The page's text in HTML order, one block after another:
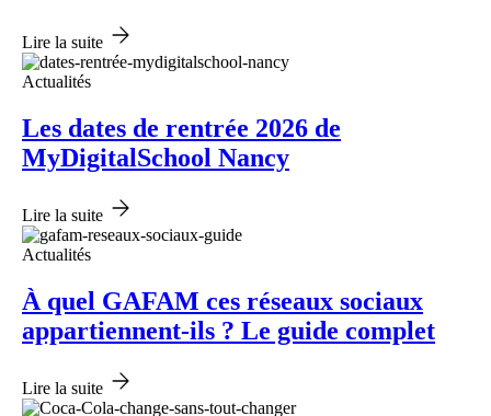
Lire la suite
Actualités
Les dates de rentrée 2026 de
MyDigitalSchool Nancy
Lire la suite
Actualités
À quel GAFAM ces réseaux sociaux
appartiennent-ils ? Le guide complet
Lire la suite